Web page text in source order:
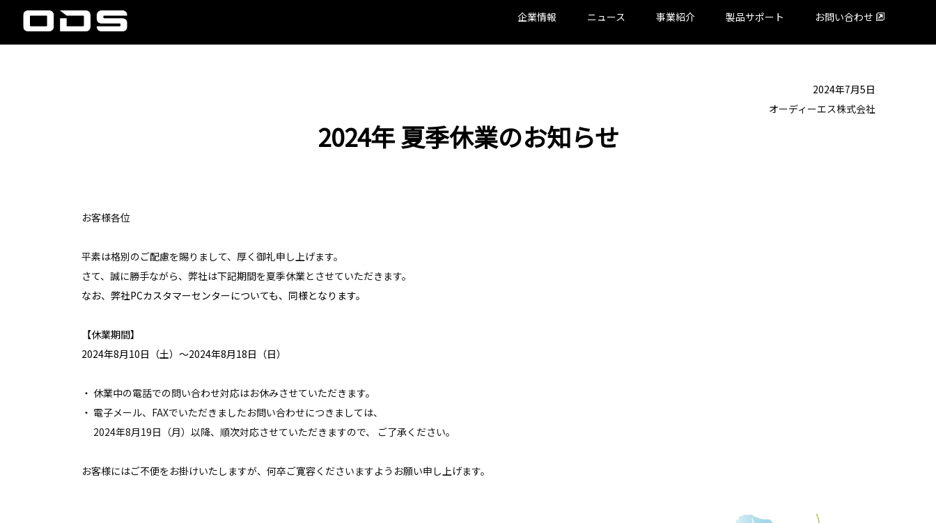
企業情報 ニュース 事業紹介 製品サポート お問い合わせ
2024年7月5日
オーディーエス株式会社
2024年 夏季休業のお知らせ
お客様各位
平素は格別のご配慮を賜りまして、厚く御礼申し上げます。
さて、誠に勝手ながら、弊社は下記期間を夏季休業とさせていただきます。
なお、弊社PCカスタマーセンターについても、同様となります。
【休業期間】
2024年8月10日（土）～2024年8月18日（日）
・ 休業中の電話での問い合わせ対応はお休みさせていただきます。
・ 電子メール、FAXでいただきましたお問い合わせにつきましては、
2024年8月19日（月）以降、順次対応させていただきますので、
ご了承ください。
お客様にはご不便をお掛けいたしますが、何卒ご寛容くださいますようお願い申し上げます。